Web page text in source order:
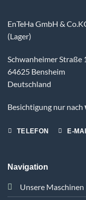
EnTeHa GmbH &
(Lager)
Schwanheimer Straße
64625 Bensheim
Deutschland
Besichtigung nur nach
TELEFON E-
Navigation
Unsere Maschinen